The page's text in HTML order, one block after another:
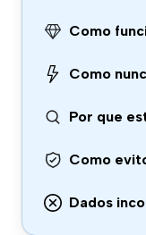
Como
Como
Por que
Como
Dados